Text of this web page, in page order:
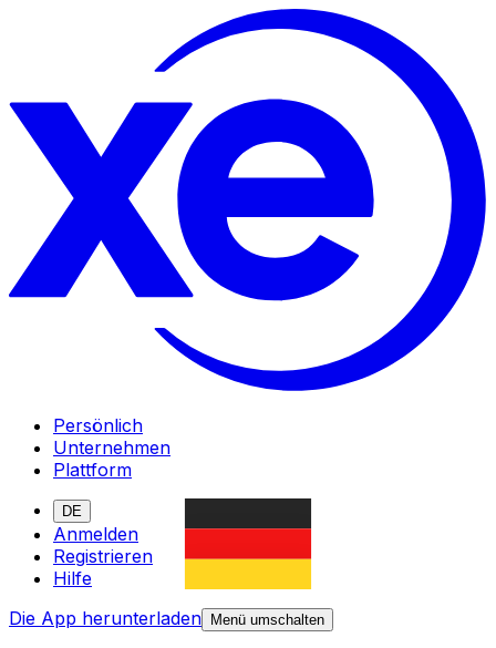
Persönlich
Unternehmen
Plattform
DE
Anmelden
Registrieren
Hilfe
Die App herunterladen
Menü umschalten